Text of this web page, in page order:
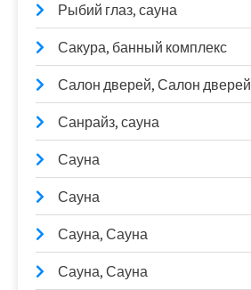
Рыбий глаз, сауна
Сакура, банный комплекс
Салон дверей, Салон дверей
Санрайз, сауна
Сауна
Сауна
Сауна, Сауна
Сауна, Сауна